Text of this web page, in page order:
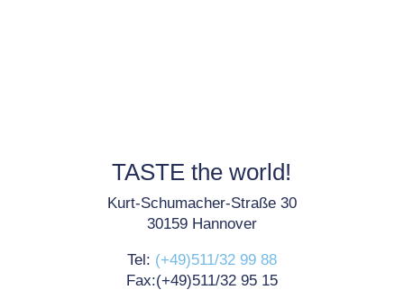
TASTE the world!
Kurt-Schumacher-Straße 30
30159 Hannover
Tel: (+49)511/32 99 88
Fax:(+49)511/32 95 15